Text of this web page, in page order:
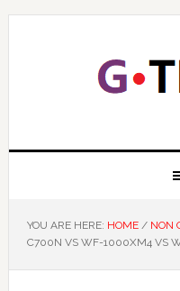
Skip
Skip
Skip
Skip
YOU ARE HERE: HOME / NON
C700N VS WF-1000XM4 VS